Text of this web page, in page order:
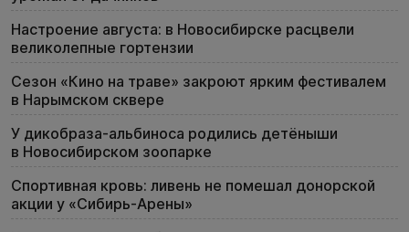
Настроение августа: в Новосибирске расцвели
великолепные гортензии
Сезон «Кино на траве» закроют ярким фестивалем
в Нарымском сквере
У дикобраза-альбиноса родились детёныши
в Новосибирском зоопарке
Спортивная кровь: ливень не помешал донорской
акции у «Сибирь-Арены»